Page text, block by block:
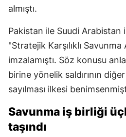
almıştı.
Pakistan ile Suudi Arabistan
"Stratejik Karşılıklı Savunma
imzalamıştı. Söz konusu
birine yönelik saldırının
sayılması ilkesi
Savunma iş birliği
taşındı